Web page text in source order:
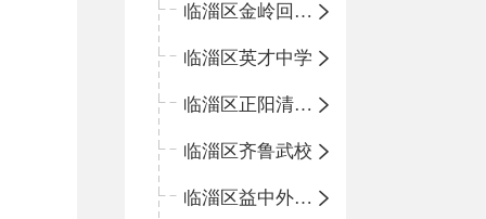
临淄区金岭回族镇中心学校
临淄区英才中学
临淄区正阳清北实验学校
临淄区齐鲁武校
临淄区益中外语学校